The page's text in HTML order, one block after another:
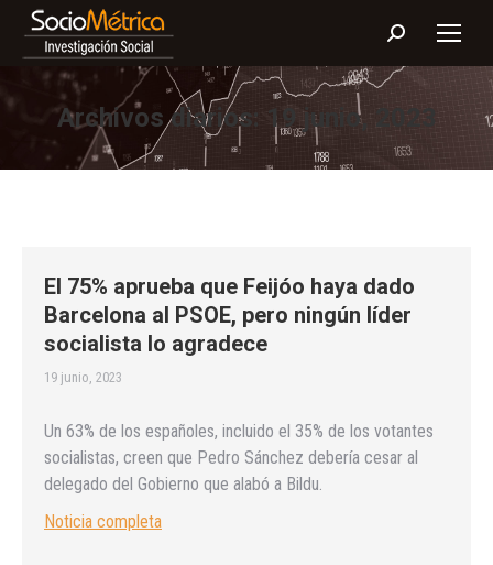
Buscar:
Archivos diarios: 19 junio, 2023
El 75% aprueba que Feijóo haya dado
Barcelona al PSOE, pero ningún líder
socialista lo agradece
19 junio, 2023
Un 63% de los españoles, incluido el 35% de los votantes
socialistas, creen que Pedro Sánchez debería cesar al
delegado del Gobierno que alabó a Bildu.
Noticia completa